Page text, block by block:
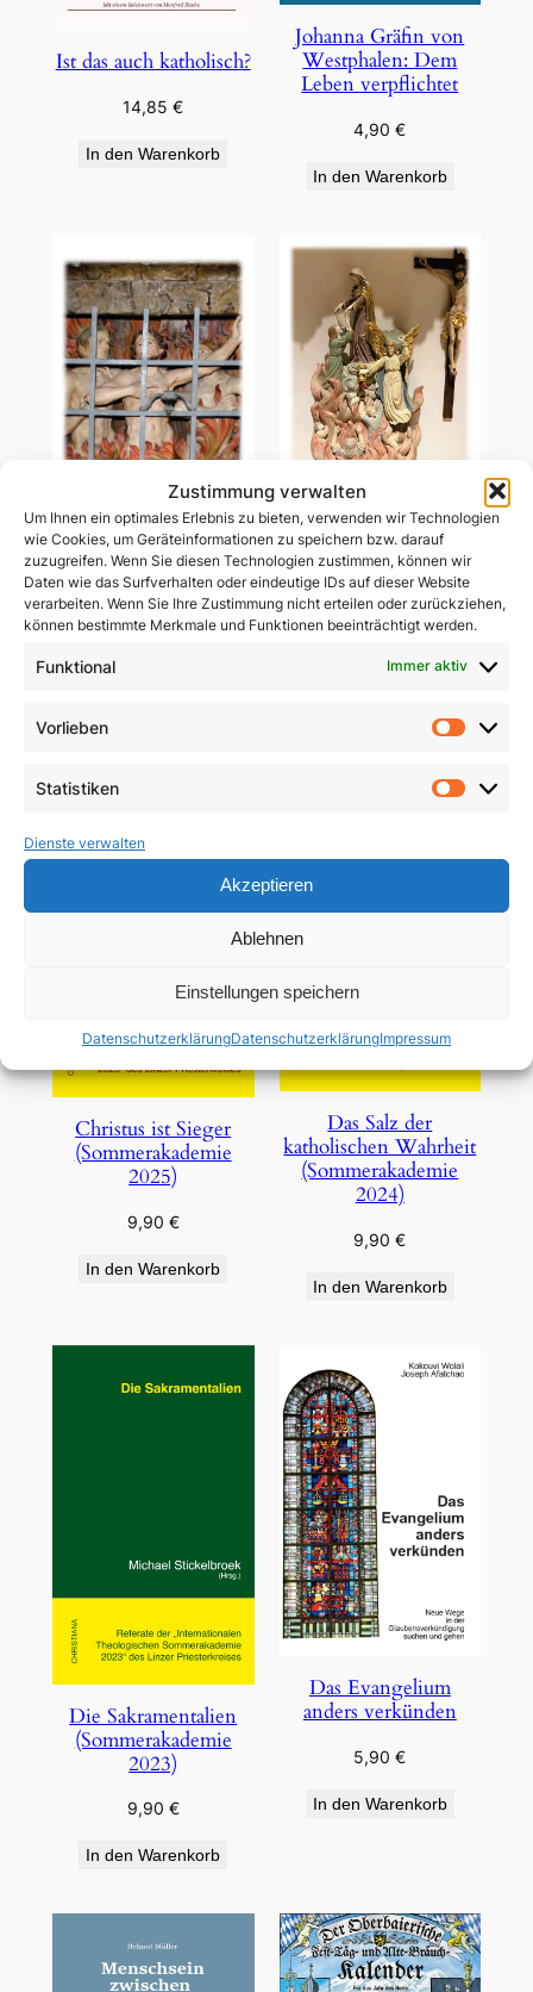
Zustimmung verwalten
Um Ihnen ein optimales Erlebnis zu bieten, verwenden wir Technologien
wie Cookies, um Geräteinformationen zu speichern bzw. darauf
zuzugreifen. Wenn Sie diesen Technologien zustimmen, können wir
Daten wie das Surfverhalten oder eindeutige IDs auf dieser Website
verarbeiten. Wenn Sie Ihre Zustimmung nicht erteilen oder zurückziehen,
können bestimmte Merkmale und Funktionen beeinträchtigt werden.
Funktional Immer aktiv
Vorlieben
Statistiken
Dienste verwalten
Akzeptieren
Ablehnen
Einstellungen speichern
DatenschutzerklärungDatenschutzerklärungImpressum
Ist das auch katholisch?
14,85€
In den Warenkorb
Johanna Gräfin von
Westphalen: Dem
Leben verpflichtet
4,90€
In den Warenkorb
Ablass-Gebetsbildchen
(Motiv C: Dießen)
5,00€
Ablass-Gebetsbildchen
(Motiv D: Maria
Vesperbild)
Christus ist Sieger
(Sommerakademie
2025)
9,90 €
In den Warenkorb
Das Salz der
katholischen Wahrheit
(Sommerakademie
2024)
9,90€
In den Warenkorb
Die Sakramentalien
(Sommerakademie
2023)
9,90 €
In den Warenkorb
Das Evangelium
anders verkünden
5,90€
In den Warenkorb